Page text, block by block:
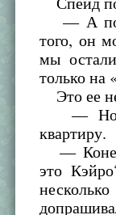
— А
того, он
мы
только на
Это ее
— Но
квартиру.
—
это